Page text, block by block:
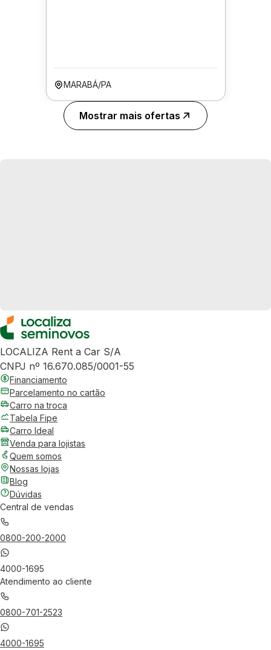
MARABÁ/PA
Mostrar mais ofertas
LOCALIZA Rent a Car S/A
CNPJ nº 16.670.085/0001-55
Financiamento
Parcelamento no cartão
Carro na troca
Tabela Fipe
Carro Ideal
Venda para lojistas
Quem somos
Nossas lojas
Blog
Dúvidas
Central de vendas
0800-200-2000
4000-1695
Atendimento ao cliente
0800-701-2523
4000-1695